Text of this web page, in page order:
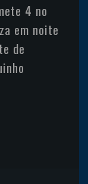
4 no
em noite
de